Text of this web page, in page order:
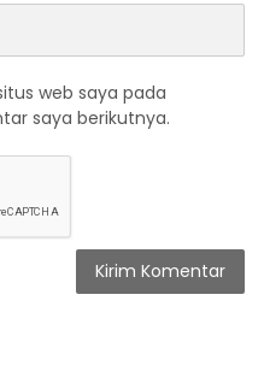
web saya pada
saya berikutnya.